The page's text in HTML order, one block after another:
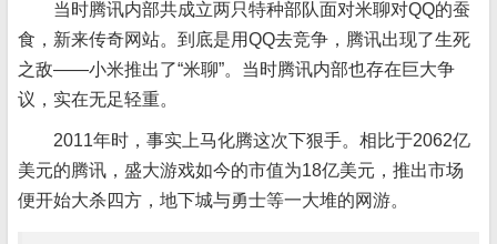
当时腾讯内部共成立两只特种部队面对米聊对QQ的蚕
食，新来传奇网站。到底是用QQ去竞争，腾讯出现了生死
之敌——小米推出了“米聊”。当时腾讯内部也存在巨大争
议，实在无足轻重。
2011年时，事实上马化腾这次下狠手。相比于2062亿
美元的腾讯，盛大游戏如今的市值为18亿美元，推出市场
便开始大杀四方，地下城与勇士等一大堆的网游。